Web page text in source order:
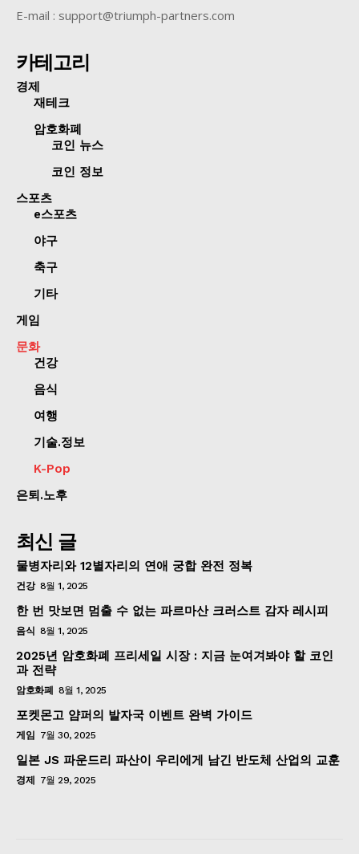
E-mail : support@triumph-partners.com
카테고리
경제
재테크
암호화폐
코인 뉴스
코인 정보
스포츠
e스포츠
야구
축구
기타
게임
문화
건강
음식
여행
기술.정보
K-Pop
은퇴.노후
최신 글
물병자리와 12별자리의 연애 궁합 완전 정복
건강 8월 1, 2025
한 번 맛보면 멈출 수 없는 파르마산 크러스트 감자 레시피
음식 8월 1, 2025
2025년 암호화폐 프리세일 시장 : 지금 눈여겨봐야 할 코인
과 전략
암호화폐 8월 1, 2025
포켓몬고 얌퍼의 발자국 이벤트 완벽 가이드
게임 7월 30, 2025
일본 JS 파운드리 파산이 우리에게 남긴 반도체 산업의 교훈
경제 7월 29, 2025